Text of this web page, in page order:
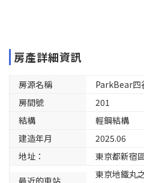
房產詳細資訊
房源名稱
ParkBear四
房間號
201
結構
輕鋼結構
建造年月
2025.06
地址：
東京都新宿
最近的車站
東京地鐵丸